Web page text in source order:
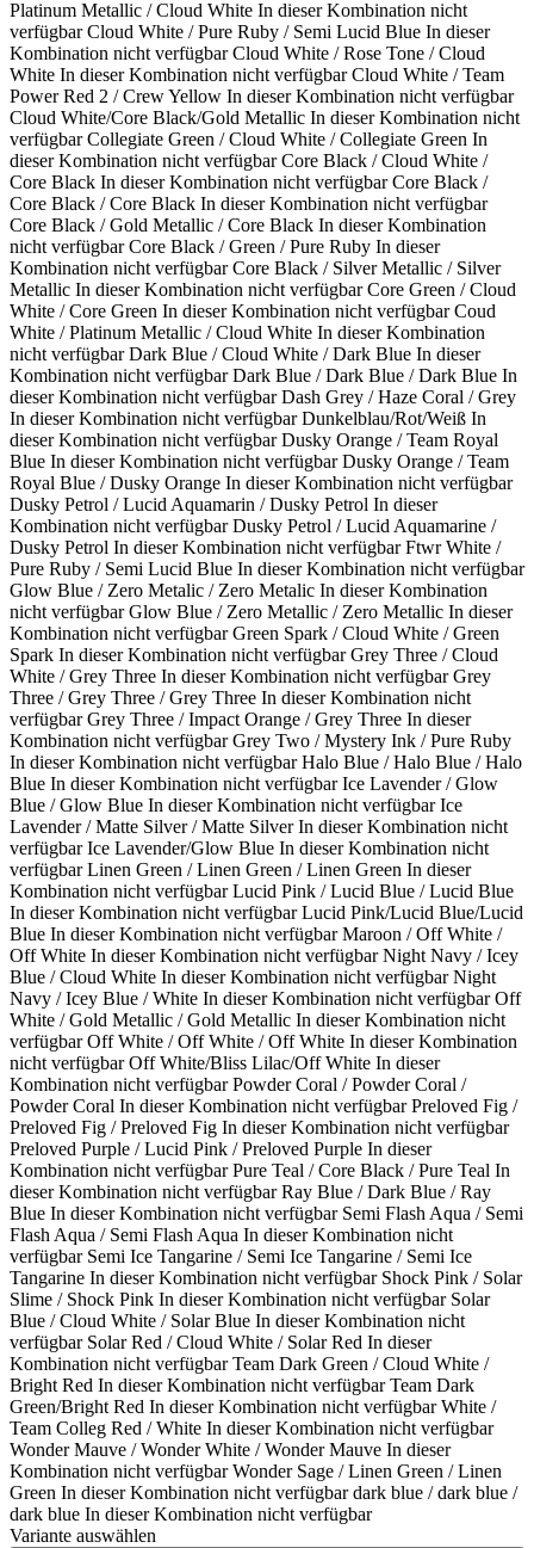
Platinum Metallic / Cloud White In dieser Kombination nicht
verfügbar Cloud White / Pure Ruby / Semi Lucid Blue In dieser
Kombination nicht verfügbar Cloud White / Rose Tone / Cloud
White In dieser Kombination nicht verfügbar Cloud White / Team
Power Red 2 / Crew Yellow In dieser Kombination nicht verfügbar
Cloud White/Core Black/Gold Metallic In dieser Kombination nicht
verfügbar Collegiate Green / Cloud White / Collegiate Green In
dieser Kombination nicht verfügbar Core Black / Cloud White /
Core Black In dieser Kombination nicht verfügbar Core Black /
Core Black / Core Black In dieser Kombination nicht verfügbar
Core Black / Gold Metallic / Core Black In dieser Kombination
nicht verfügbar Core Black / Green / Pure Ruby In dieser
Kombination nicht verfügbar Core Black / Silver Metallic / Silver
Metallic In dieser Kombination nicht verfügbar Core Green / Cloud
White / Core Green In dieser Kombination nicht verfügbar Coud
White / Platinum Metallic / Cloud White In dieser Kombination
nicht verfügbar Dark Blue / Cloud White / Dark Blue In dieser
Kombination nicht verfügbar Dark Blue / Dark Blue / Dark Blue In
dieser Kombination nicht verfügbar Dash Grey / Haze Coral / Grey
In dieser Kombination nicht verfügbar Dunkelblau/Rot/Weiß In
dieser Kombination nicht verfügbar Dusky Orange / Team Royal
Blue In dieser Kombination nicht verfügbar Dusky Orange / Team
Royal Blue / Dusky Orange In dieser Kombination nicht verfügbar
Dusky Petrol / Lucid Aquamarin / Dusky Petrol In dieser
Kombination nicht verfügbar Dusky Petrol / Lucid Aquamarine /
Dusky Petrol In dieser Kombination nicht verfügbar Ftwr White /
Pure Ruby / Semi Lucid Blue In dieser Kombination nicht verfügbar
Glow Blue / Zero Metalic / Zero Metalic In dieser Kombination
nicht verfügbar Glow Blue / Zero Metallic / Zero Metallic In dieser
Kombination nicht verfügbar Green Spark / Cloud White / Green
Spark In dieser Kombination nicht verfügbar Grey Three / Cloud
White / Grey Three In dieser Kombination nicht verfügbar Grey
Three / Grey Three / Grey Three In dieser Kombination nicht
verfügbar Grey Three / Impact Orange / Grey Three In dieser
Kombination nicht verfügbar Grey Two / Mystery Ink / Pure Ruby
In dieser Kombination nicht verfügbar Halo Blue / Halo Blue / Halo
Blue In dieser Kombination nicht verfügbar Ice Lavender / Glow
Blue / Glow Blue In dieser Kombination nicht verfügbar Ice
Lavender / Matte Silver / Matte Silver In dieser Kombination nicht
verfügbar Ice Lavender/Glow Blue In dieser Kombination nicht
verfügbar Linen Green / Linen Green / Linen Green In dieser
Kombination nicht verfügbar Lucid Pink / Lucid Blue / Lucid Blue
In dieser Kombination nicht verfügbar Lucid Pink/Lucid Blue/Lucid
Blue In dieser Kombination nicht verfügbar Maroon / Off White /
Off White In dieser Kombination nicht verfügbar Night Navy / Icey
Blue / Cloud White In dieser Kombination nicht verfügbar Night
Navy / Icey Blue / White In dieser Kombination nicht verfügbar Off
White / Gold Metallic / Gold Metallic In dieser Kombination nicht
verfügbar Off White / Off White / Off White In dieser Kombination
nicht verfügbar Off White/Bliss Lilac/Off White In dieser
Kombination nicht verfügbar Powder Coral / Powder Coral /
Powder Coral In dieser Kombination nicht verfügbar Preloved Fig /
Preloved Fig / Preloved Fig In dieser Kombination nicht verfügbar
Preloved Purple / Lucid Pink / Preloved Purple In dieser
Kombination nicht verfügbar Pure Teal / Core Black / Pure Teal In
dieser Kombination nicht verfügbar Ray Blue / Dark Blue / Ray
Blue In dieser Kombination nicht verfügbar Semi Flash Aqua / Semi
Flash Aqua / Semi Flash Aqua In dieser Kombination nicht
verfügbar Semi Ice Tangarine / Semi Ice Tangarine / Semi Ice
Tangarine In dieser Kombination nicht verfügbar Shock Pink / Solar
Slime / Shock Pink In dieser Kombination nicht verfügbar Solar
Blue / Cloud White / Solar Blue In dieser Kombination nicht
verfügbar Solar Red / Cloud White / Solar Red In dieser
Kombination nicht verfügbar Team Dark Green / Cloud White /
Bright Red In dieser Kombination nicht verfügbar Team Dark
Green/Bright Red In dieser Kombination nicht verfügbar White /
Team Colleg Red / White In dieser Kombination nicht verfügbar
Wonder Mauve / Wonder White / Wonder Mauve In dieser
Kombination nicht verfügbar Wonder Sage / Linen Green / Linen
Green In dieser Kombination nicht verfügbar dark blue / dark blue /
dark blue In dieser Kombination nicht verfügbar
Variante auswählen